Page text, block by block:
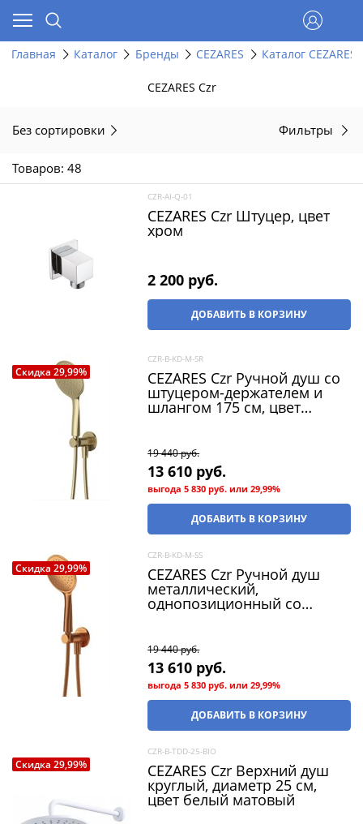
Главная Каталог Бренды CEZARES Каталог
CEZARES Czr
Без сортировки Фильтры
Товаров: 48
CZR-AI-Q-01
CEZARES Czr Штуцер, цвет
хром
2 200 руб.
ДОБАВИТЬ В КОРЗИНУ
Скидка 29,99%
CZR-B-KD-M-SR
CEZARES Czr Ручной душ со
штуцером-держателем и
шлангом 175 см, цвет
19 440 руб.
13 610 руб.
выгода5 830 руб. или29,99%
ДОБАВИТЬ В КОРЗИНУ
Скидка 29,99%
CZR-B-KD-M-SS
CEZARES Czr Ручной душ
металлический,
однопозиционный со
19 440 руб.
13 610 руб.
выгода5 830 руб. или29,99%
ДОБАВИТЬ В КОРЗИНУ
Скидка 29,99%
CZR-B-TDD-25-BIO
CEZARES Czr Верхний душ
круглый, диаметр 25 см,
цвет белый матовый